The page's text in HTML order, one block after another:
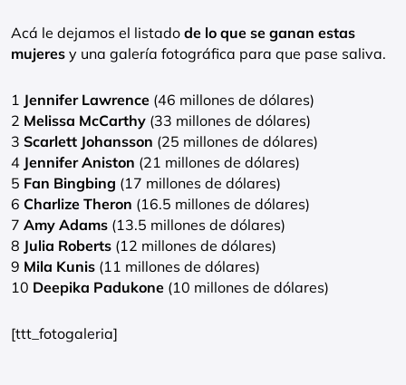
Acá le dejamos el listado de lo que se ganan estas
mujeres y una galería fotográfica para que pase saliva.
1 Jennifer Lawrence (46 millones de dólares)
2 Melissa McCarthy (33 millones de dólares)
3 Scarlett Johansson (25 millones de dólares)
4 Jennifer Aniston (21 millones de dólares)
5 Fan Bingbing (17 millones de dólares)
6 Charlize Theron (16.5 millones de dólares)
7 Amy Adams (13.5 millones de dólares)
8 Julia Roberts (12 millones de dólares)
9 Mila Kunis (11 millones de dólares)
10 Deepika Padukone (10 millones de dólares)
[ttt_fotogaleria]